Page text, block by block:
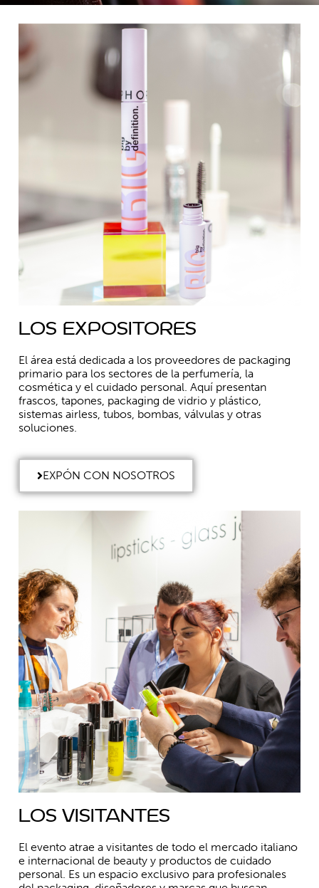
Los expositores
El área está dedicada a los proveedores de packaging
primario para los sectores de la perfumería, la
cosmética y el cuidado personal. Aquí presentan
frascos, tapones, packaging de vidrio y plástico,
sistemas airless, tubos, bombas, válvulas y otras
soluciones.
EXPÓN CON NOSOTROS
Los visitantes
El evento atrae a visitantes de todo el mercado italiano
e internacional de beauty y productos de cuidado
personal. Es un espacio exclusivo para profesionales